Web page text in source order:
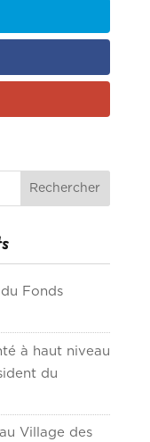
Fonds
à haut niveau
du
Village des